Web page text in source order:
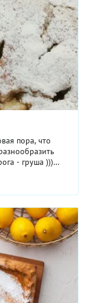
пора, что
- груша )))